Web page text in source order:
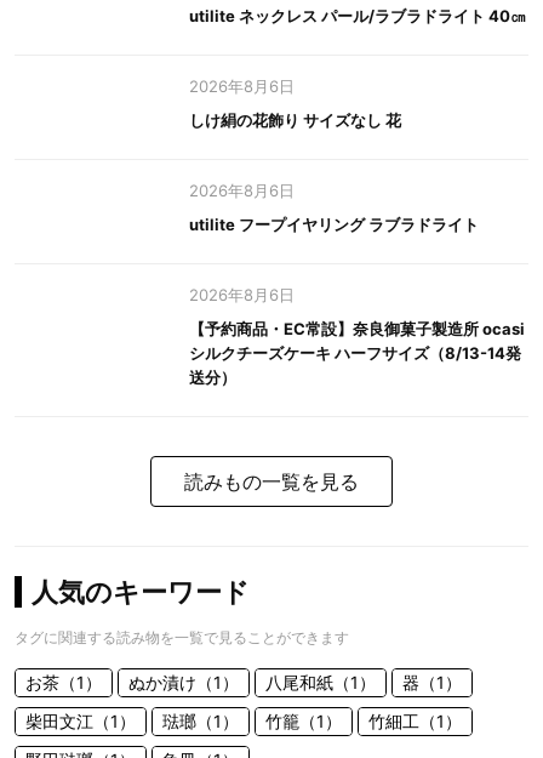
utilite ネックレス パール/ラブラドライト 40㎝
2026年8月6日
しけ絹の花飾り サイズなし 花
2026年8月6日
utilite フープイヤリング ラブラドライト
2026年8月6日
【予約商品・EC常設】奈良御菓子製造所 ocasi
シルクチーズケーキ ハーフサイズ（8/13-14発
送分）
読みもの一覧を見る
人気のキーワード
タグに関連する読み物を一覧で見ることができます
お茶（1） ぬか漬け（1） 八尾和紙（1）
器（1）
柴田文江（1）
琺瑯（1） 竹籠（1）
竹細工（1）